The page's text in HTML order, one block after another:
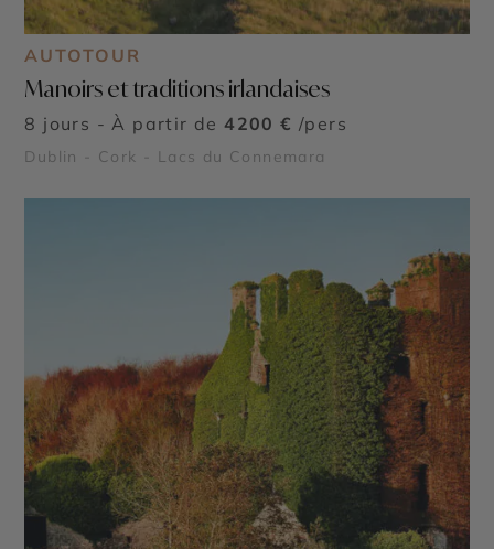
AUTOTOUR
Manoirs et traditions irlandaises
8 jours - À partir de 4200 € /pers
Dublin - Cork - Lacs du Connemara